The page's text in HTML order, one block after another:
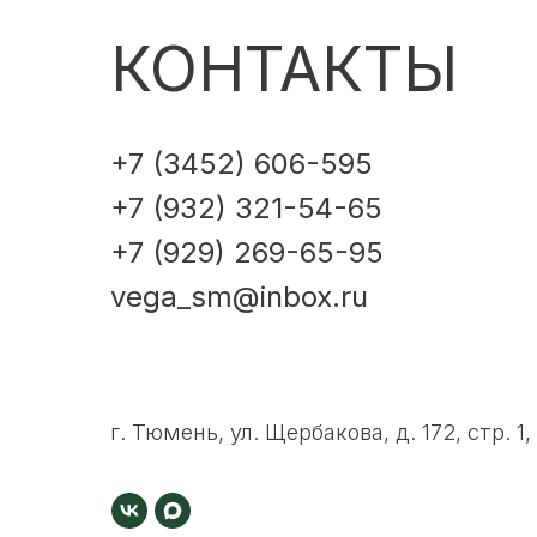
КОНТАКТЫ
+7 (3452) 606-595
+7 (932) 321-54-65
+7 (929) 269-65-95
vega_sm@inbox.ru
г. Тюмень, ул. Щербакова, д. 172, стр.